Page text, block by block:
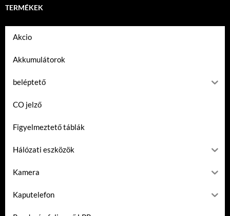
TERMÉKEK
Akcio
Akkumulátorok
beléptető
CO jelző
Figyelmeztető táblák
Hálózati eszközök
Kamera
Kaputelefon